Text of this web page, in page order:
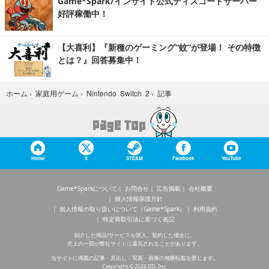
好評稼働中！
【大喜利】『新種のゲーミング“蚊”が登場！ その特徴
とは？』回答募集中！
ホーム › 家庭用ゲーム › Nintendo Switch 2 › 記事
Home X STEAM Facebook YouTube
Game*Sparkについて お問合せ 広告掲載
会社概要
個人情報保護方針
個人情報の取り扱いについて（Game*Spark）
利用規約
特定商取引法に基づく表記
紹介した商品/サービスを購入、契約した場合に、
売上の一部が弊社サイトに還元されることがあります。
当サイトに掲載の記事・見出し・写真・画像の無断転載を禁じます。
Copyright © 2026 IID, Inc.